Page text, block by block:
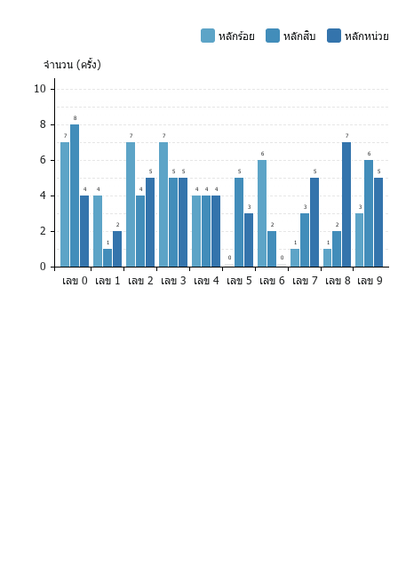
หลักร้อย หลักสิบ
หลักหน่วย
จำนวน (ครั้ง)
10
8
6
4
2
0
7
8
4 4
1
2
7
4
5
7
5 5
4 4 4
0
5
3
6
2
0
1
3
5
1
2
7
3
6
5
เลข 0 เลข 1 เลข 2 เลข 3 เลข 4 เลข 5 เลข 6 เลข 7 เลข 8 เลข 9